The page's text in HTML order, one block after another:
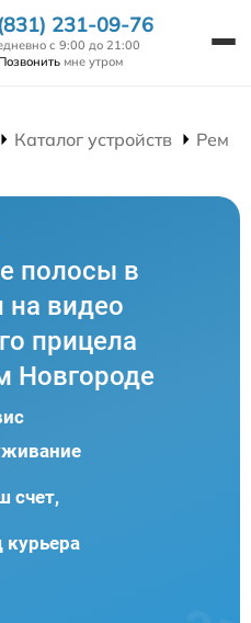
231-09-76
с 9:00 до 21:00
Позвонить мне утром
Каталог устройств
полосы в
на видео
прицела
Новгороде
счет,